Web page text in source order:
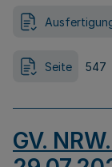
Seite 547
GV.